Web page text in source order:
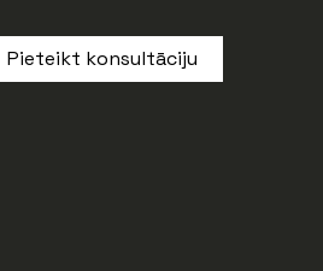
Pieteikt konsultāciju